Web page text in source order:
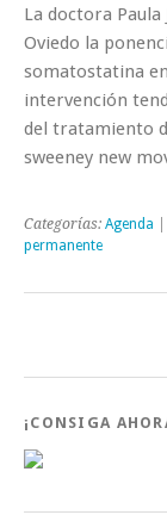
La doctora
Oviedo la
somatostatina
intervención
del tratamiento
sweeney new
Categorías: Agenda
permanente
¡CONSIGA